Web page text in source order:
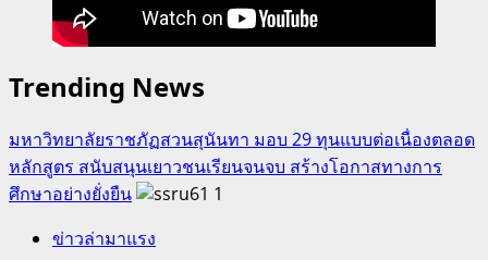
PSP
3X3
Basketball
Invitation
ประทับ
ใจ
Trending News
มหาวิทยาลัยราชภัฏสวนสุนันทา มอบ 29 ทุนแบบต่อเนื่องตลอด
หลักสูตร สนับสนุนเยาวชนเรียนจนจบ สร้างโอกาสทางการ
ศึกษาอย่างยั่งยืน
1
ข่าวล่ามาแรง